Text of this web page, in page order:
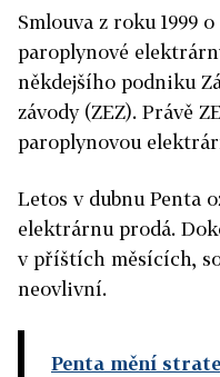
Smlouva z roku 1999
paroplynové
někdejšího podniku
závody (ZEZ). Právě
paroplynovou
Letos v dubnu Penta
elektrárnu prodá.
v příštích měsících,
neovlivní.
Penta mění